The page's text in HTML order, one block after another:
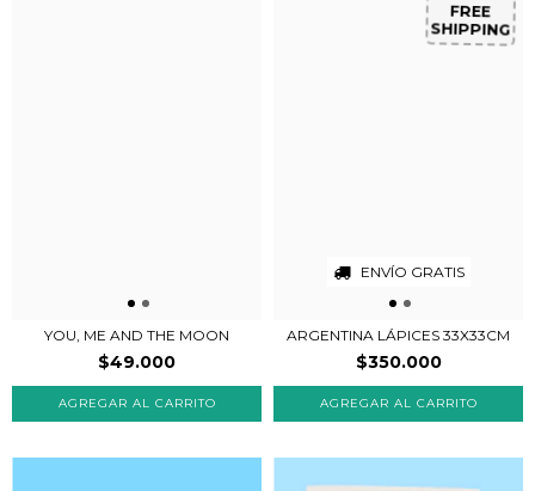
YOU, ME AND THE MOON
$49.000
ENVÍO GRATIS
FREE
SHIPPING
ARGENTINA LÁPICES 33X33CM
$350.000